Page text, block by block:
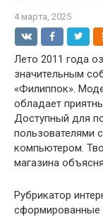
4 марта, 2025
Лето 2011 года
значительным
«Филиппок».
обладает
Доступный для
пользователями
компьютером.
магазина
Рубрикатор
сформированные